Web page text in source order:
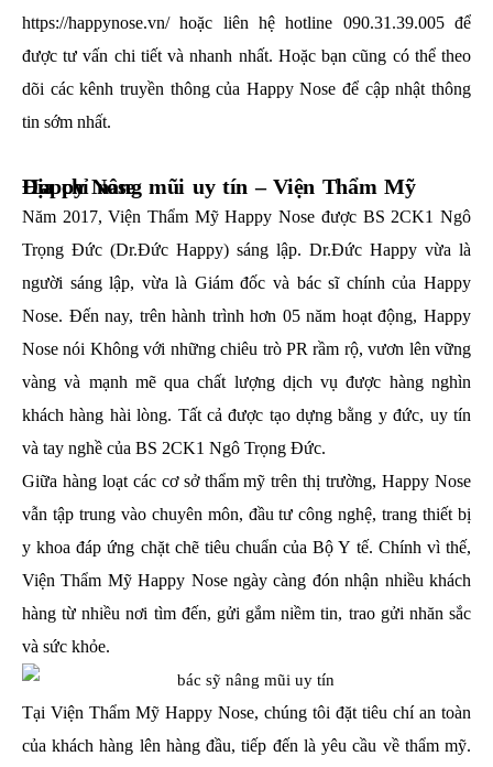
https://happynose.vn/hoặc liên hệ hotline 090.31.39.005 để
được tư vấn chi tiết và nhanh nhất. Hoặc bạn cũng có thể theo
dõi các kênh truyền thông của Happy Nose để cập nhật thông
tin sớm nhất.
Địa chỉ nâng mũi uy tín – Viện Thẩm Mỹ Happy Nose
Năm 2017, Viện Thẩm Mỹ Happy Nose được BS 2CK1 Ngô
Trọng Đức (Dr.Đức Happy) sáng lập. Dr.Đức Happy vừa là
người sáng lập, vừa là Giám đốc và bác sĩ chính của Happy
Nose. Đến nay, trên hành trình hơn 05 năm hoạt động, Happy
Nose nói Không với những chiêu trò PR rầm rộ, vươn lên vững
vàng và mạnh mẽ qua chất lượng dịch vụ được hàng nghìn
khách hàng hài lòng. Tất cả được tạo dựng bằng y đức, uy tín
và tay nghề của BS 2CK1 Ngô Trọng Đức.
Giữa hàng loạt các cơ sở thẩm mỹ trên thị trường, Happy Nose
vẫn tập trung vào chuyên môn, đầu tư công nghệ, trang thiết bị
y khoa đáp ứng chặt chẽ tiêu chuẩn của Bộ Y tế. Chính vì thế,
Viện Thẩm Mỹ Happy Nose ngày càng đón nhận nhiều khách
hàng từ nhiều nơi tìm đến, gửi gắm niềm tin, trao gửi nhăn sắc
và sức khỏe.
Tại Viện Thẩm Mỹ Happy Nose, chúng tôi đặt tiêu chí an toàn
của khách hàng lên hàng đầu, tiếp đến là yêu cầu về thẩm mỹ.